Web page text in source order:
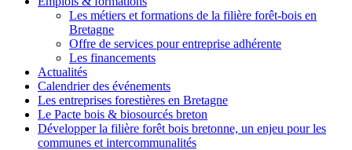
Les métiers et formations de la filière forêt-bois en
Bretagne
Offre de services pour entreprise adhérente
Les financements
Actualités
Calendrier des événements
Les entreprises forestières en Bretagne
Le Pacte bois & biosourcés breton
Développer la filière forêt bois bretonne, un enjeu pour les
communes et intercommunalités